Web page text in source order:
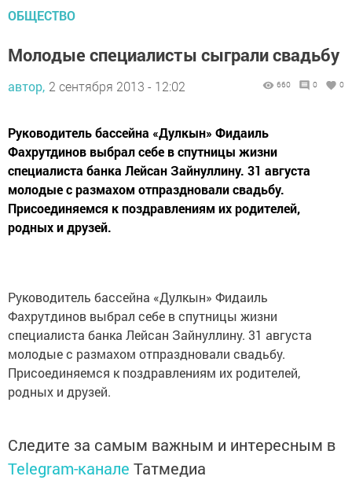
ОБЩЕСТВО
Молодые специалисты сыграли свадьбу
автор, 2 сентября 2013 - 12:02 660 0 0
Руководитель бассейна «Дулкын» Фидаиль
Фахрутдинов выбрал себе в спутницы жизни
специалиста банка Лейсан Зайнуллину. 31 августа
молодые с размахом отпраздновали свадьбу.
Присоединяемся к поздравлениям их родителей,
родных и друзей.
Руководитель бассейна «Дулкын» Фидаиль
Фахрутдинов выбрал себе в спутницы жизни
специалиста банка Лейсан Зайнуллину. 31 августа
молодые с размахом отпраздновали свадьбу.
Присоединяемся к поздравлениям их родителей,
родных и друзей.
Следите за самым важным и интересным в
Telegram-канале Татмедиа